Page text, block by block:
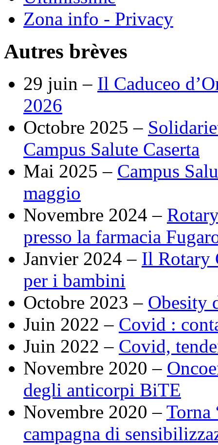
Zona info - Privacy
Autres brèves
29 juin – Il Caduceo
2026
Octobre 2025 –
Campus Salute Caserta
Mai 2025 – Campus
maggio
Novembre 2024 –
presso la farmacia
Janvier 2024 – Il Rotary
per i bambini
Octobre 2023 – Obesity
Juin 2022 – Covid :
Juin 2022 – Covid,
Novembre 2020 –
degli anticorpi BiTE
Novembre 2020 – Torna
campagna di